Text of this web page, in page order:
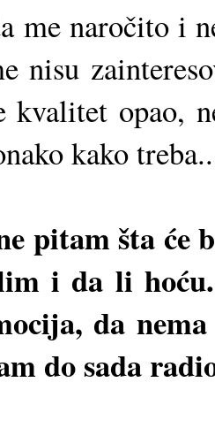
me naročito i
nisu
kvalitet opao,
kako
pitam šta će
i da li
da
do sada